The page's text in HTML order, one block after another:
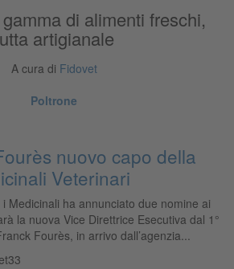
di alimenti freschi,
artigianale
A cura di Fidovet
Poltrone
nuovo capo della
Veterinari
i Medicinali ha annunciato due nomine ai
la nuova Vice Direttrice Esecutiva dal 1°
Fourès, in arrivo dall’agenzia...